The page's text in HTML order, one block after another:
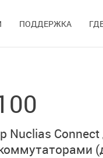
ПОДДЕРЖКА
Nuclias Connect